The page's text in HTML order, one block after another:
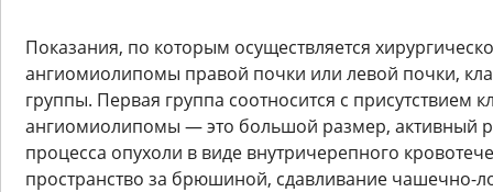
Показания, по которым осуществляется
ангиомиолипомы правой почки или левой почки,
группы. Первая группа соотносится с присутствием
ангиомиолипомы — это большой размер, активный
процесса опухоли в виде внутричерепного
пространство за брюшиной, сдавливание чашечно-